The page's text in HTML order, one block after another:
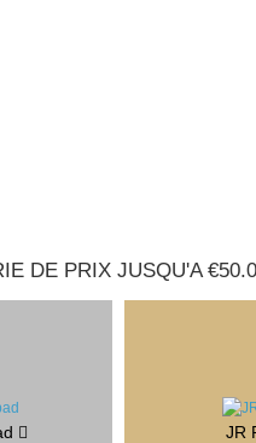
DE PRIX JUSQU'A
JR